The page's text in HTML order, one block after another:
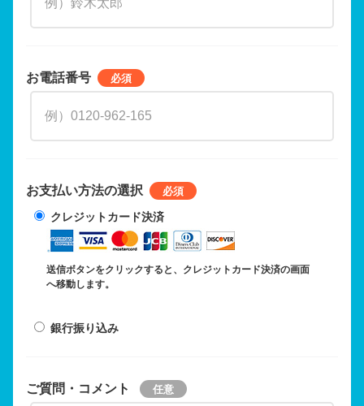
お電話番号
お支払い方法の選択
クレジットカード決済
送信ボタンをクリックすると、クレジットカード決済の画面
へ移動します。
銀行振り込み
ご質問・コメント